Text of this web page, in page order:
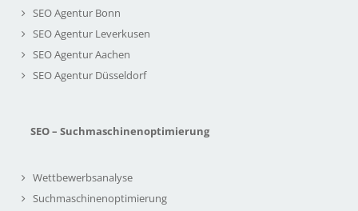
SEO Agentur Bonn
SEO Agentur Leverkusen
SEO Agentur Aachen
SEO Agentur Düsseldorf
SEO – Suchmaschinenoptimierung
Wettbewerbsanalyse
Suchmaschinenoptimierung